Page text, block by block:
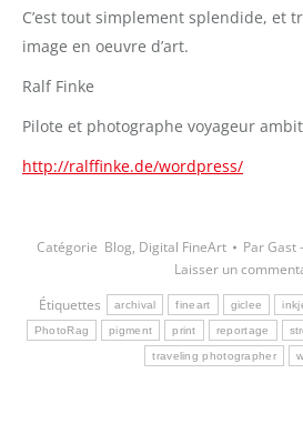
C’est tout simplement splendide, et
image en oeuvre d’art.
Ralf Finke
Pilote et photographe voyageur
http://ralffinke.de/wordpress/
Catégorie Blog, Digital FineArt ParGast
Laisser un
Étiquettes
archival fineart giclee
PhotoRag pigment print reportage
traveling photographer